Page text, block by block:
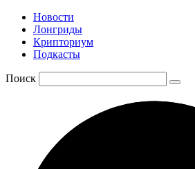
Новости
Лонгриды
Крипториум
Подкасты
Поиск